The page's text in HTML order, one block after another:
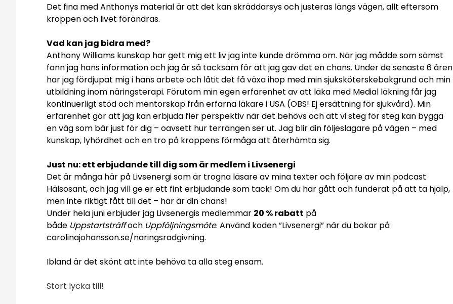
Det fina med Anthonys material är att det kan skräddarsys och justeras längs vägen, allt eftersom
kroppen och livet förändras.
Vad kan jag bidra med?
Anthony Williams kunskap har gett mig ett liv jag inte kunde drömma om. När jag mådde som sämst
fann jag hans information och jag är så tacksam för att jag gav det en chans. Under de senaste 6 åren
har jag fördjupat mig i hans arbete och låtit det få växa ihop med min sjuksköterskebakgrund och min
utbildning inom näringsterapi. Förutom min egen erfarenhet av att läka med Medial läkning får jag
kontinuerligt stöd och mentorskap från erfarna läkare i USA (OBS! Ej ersättning för sjukvård). Min
erfarenhet gör att jag kan erbjuda fler perspektiv när det behövs och att vi steg för steg kan bygga
en väg som bär just för dig – oavsett hur terrängen ser ut. Jag blir din följeslagare på vägen – med
kunskap, lyhördhet och en tro på kroppens förmåga att återhämta sig.
Just nu: ett erbjudande till dig som är medlem i Livsenergi
Det är många här på Livsenergi som är trogna läsare av mina texter och följare av min podcast
Hälsosant, och jag vill ge er ett fint erbjudande som tack! Om du har gått och funderat på att ta hjälp,
men inte riktigt fått till det – här är din chans!
Under hela juni erbjuder jag Livsenergis medlemmar 20 % rabatt på
både Uppstartsträffoch Uppföljningsmöte. Använd koden ”Livsenergi” när du bokar på
carolinajohansson.se/naringsradgivning.
Ibland är det skönt att inte behöva ta alla steg ensam.
Stort lycka till!